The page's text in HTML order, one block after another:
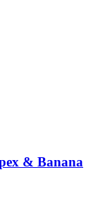
& Banana